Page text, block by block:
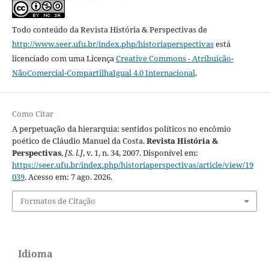
Todo conteúdo da Revista História & Perspectivasde
http://www.seer.ufu.br/index.php/historiaperspectivasestá
licenciado com uma LicençaCreative Commons - Atribuição-
NãoComercial-CompartilhaIgual 4.0 Internacional.
Como Citar
A perpetuação da hierarquia: sentidos políticos no encômio
poético de Cláudio Manuel da Costa.Revista História &
Perspectivas,[S. l.], v. 1, n. 34, 2007. Disponível em:
https://seer.ufu.br/index.php/historiaperspectivas/article/view/19
039. Acesso em: 7 ago. 2026.
Formatos de Citação
Idioma